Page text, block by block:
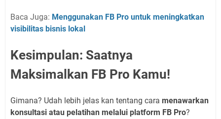
Baca Juga: Menggunakan FB Pro untuk meningkatkan
visibilitas bisnis lokal
Kesimpulan: Saatnya
Maksimalkan FB Pro Kamu!
Gimana? Udah lebih jelas kan tentang cara menawarkan
konsultasi atau pelatihan melalui platform FB Pro?